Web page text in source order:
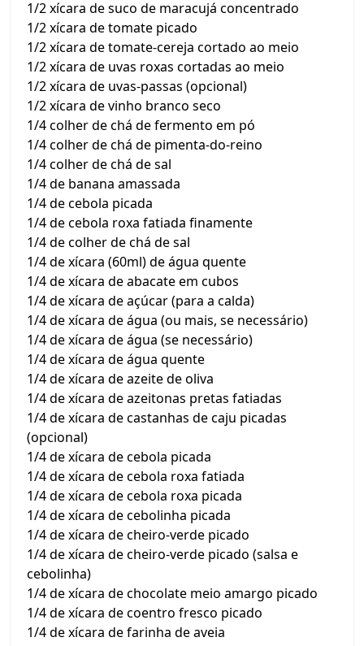
1/2 xícara de suco de maracujá concentrado
1/2 xícara de tomate picado
1/2 xícara de tomate-cereja cortado ao meio
1/2 xícara de uvas roxas cortadas ao meio
1/2 xícara de uvas-passas (opcional)
1/2 xícara de vinho branco seco
1/4 colher de chá de fermento em pó
1/4 colher de chá de pimenta-do-reino
1/4 colher de chá de sal
1/4 de banana amassada
1/4 de cebola picada
1/4 de cebola roxa fatiada finamente
1/4 de colher de chá de sal
1/4 de xícara (60ml) de água quente
1/4 de xícara de abacate em cubos
1/4 de xícara de açúcar (para a calda)
1/4 de xícara de água (ou mais, se necessário)
1/4 de xícara de água (se necessário)
1/4 de xícara de água quente
1/4 de xícara de azeite de oliva
1/4 de xícara de azeitonas pretas fatiadas
1/4 de xícara de castanhas de caju picadas
(opcional)
1/4 de xícara de cebola picada
1/4 de xícara de cebola roxa fatiada
1/4 de xícara de cebola roxa picada
1/4 de xícara de cebolinha picada
1/4 de xícara de cheiro-verde picado
1/4 de xícara de cheiro-verde picado (salsa e
cebolinha)
1/4 de xícara de chocolate meio amargo picado
1/4 de xícara de coentro fresco picado
1/4 de xícara de farinha de aveia